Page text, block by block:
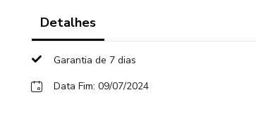
Detalhes
Garantia de 7 dias
Data Fim: 09/07/2024